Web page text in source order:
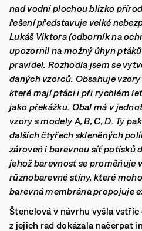
nad vodní plochou blízko
řešení představuje velké
Lukáš Viktora (odborník na
upozornil na možný úhyn
pravidel. Rozhodla jsem se
daných vzorců. Obsahuje
které mají ptáci i při rychlém
jako překážku. Obal má v
vzory s modely A, B, C, D. Ty
dalších čtyřech skleněných
zároveň i barevnou síť potisků
jehož barevnost se proměňuje
různobarevné stíny, které
barevná membrána propojuje
Štenclová v návrhu vyšla
z jejich rad dokázala načerpat